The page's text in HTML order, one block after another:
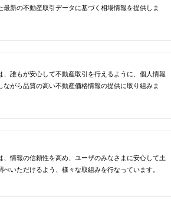
最新の不動産取引データに基づく相場情報を提供しま
、誰もが安心して不動産取引を行えるように、個人情報
ながら品質の高い不動産価格情報の提供に取り組みま
、情報の信頼性を高め、ユーザのみなさまに安心して土
べいただけるよう、様々な取組みを行なっています。